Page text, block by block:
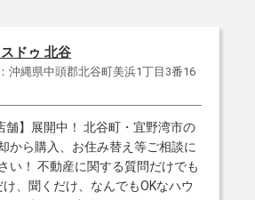
ドゥ 北谷
沖縄県中頭郡北谷町美浜1丁目3番16
舗】展開中！ 北谷町・宜野湾市の
から購入、お住み替え等ご相談に
い！ 不動産に関する質問だけでも
、聞くだけ、なんでもOKなハウ